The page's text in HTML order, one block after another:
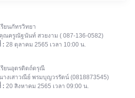
รียนภัทรวิทยา
คุณครูณัฐนันท์ สวยงาม ( 087-136-0582)
: 28 ตุลาคม 2565 เวลา 10:00 น.
รียนอุตรดิตถ์ดรุณี
างเสาวณีย์ พรมบุญวรรัตน์ (0818873545)
: 20 สิงหาคม 2565 เวลา 09:00 น.